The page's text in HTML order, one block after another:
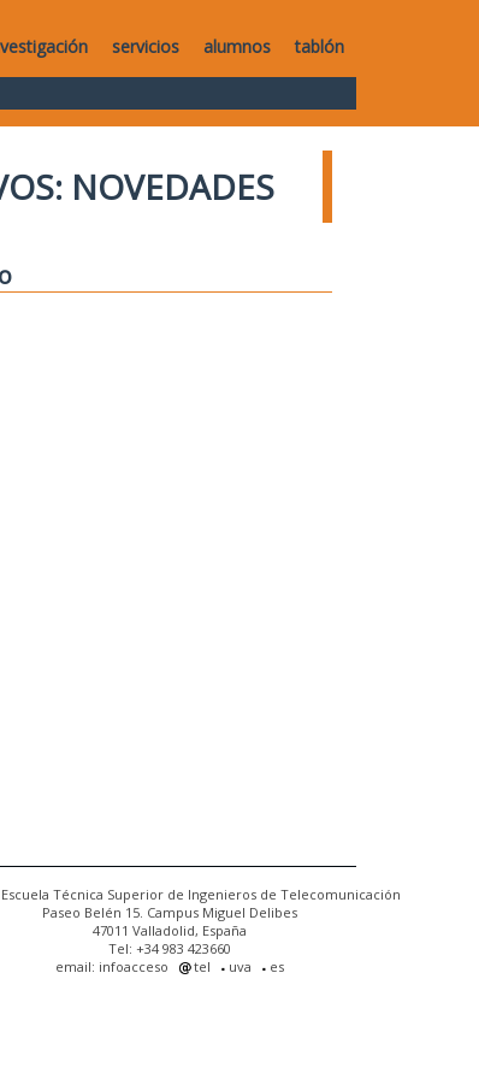
servicios alumnos tablón
NOVEDADES
Escuela Técnica Superior de Ingenieros de Telecomunicación
Paseo Belén 15. Campus Miguel Delibes
47011 Valladolid, España
Tel: +34 983 423660
email: infoacceso
tel uva es